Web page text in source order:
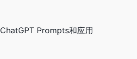
ChatGPT Prompts和应用